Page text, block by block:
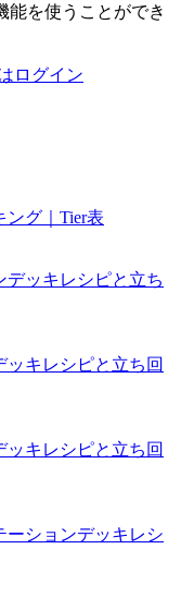
能を使うことができ
ログイン
ング｜Tier表
デッキレシピと立ち
キレシピと立ち回
キレシピと立ち回
ーションデッキレシ